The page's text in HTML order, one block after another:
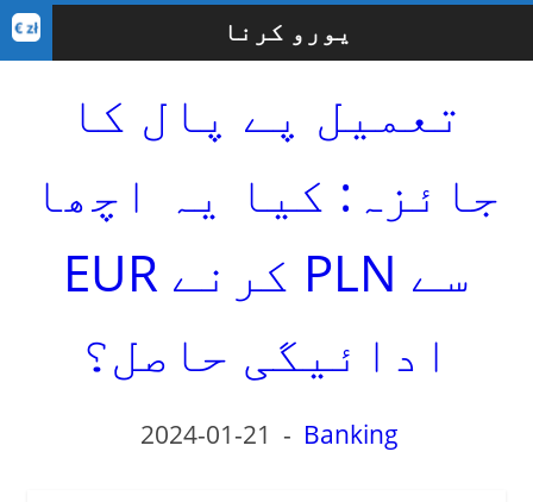
یورو کرنا
تعمیل پے پال کا
جائزہ: کیا یہ اچھا
EUR کرنے PLN سے
ادائیگی حاصل؟
2024-01-21 - Banking